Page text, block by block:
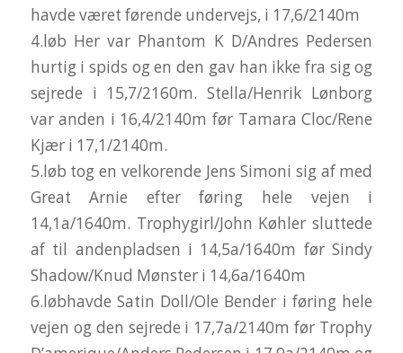
havde været førende undervejs, i 17,6/2140m
4.løb Her var Phantom K D/Andres Pedersen
hurtig i spids og en den gav han ikke fra sig og
sejrede i 15,7/2160m. Stella/Henrik Lønborg
var anden i 16,4/2140m før Tamara Cloc/Rene
Kjær i 17,1/2140m.
5.løb tog en velkorende Jens Simoni sig af med
Great Arnie efter føring hele vejen i
14,1a/1640m. Trophygirl/John Køhler sluttede
af til andenpladsen i 14,5a/1640m før Sindy
Shadow/Knud Mønster i 14,6a/1640m
6.løbhavde Satin Doll/Ole Bender i føring hele
vejen og den sejrede i 17,7a/2140m før Trophy